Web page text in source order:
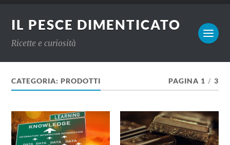
IL PESCE DIMENTICATO
Ricette e curiosità
CATEGORIA:PRODOTTI PAGINA 1 / 3